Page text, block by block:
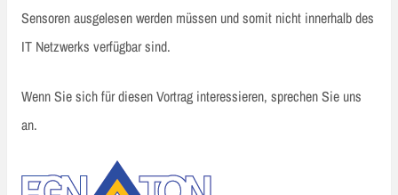
Sensoren ausgelesen werden müssen und somit nicht innerhalb des
IT Netzwerks verfügbar sind.
Wenn Sie sich für diesen Vortrag interessieren, sprechen Sie uns
an.